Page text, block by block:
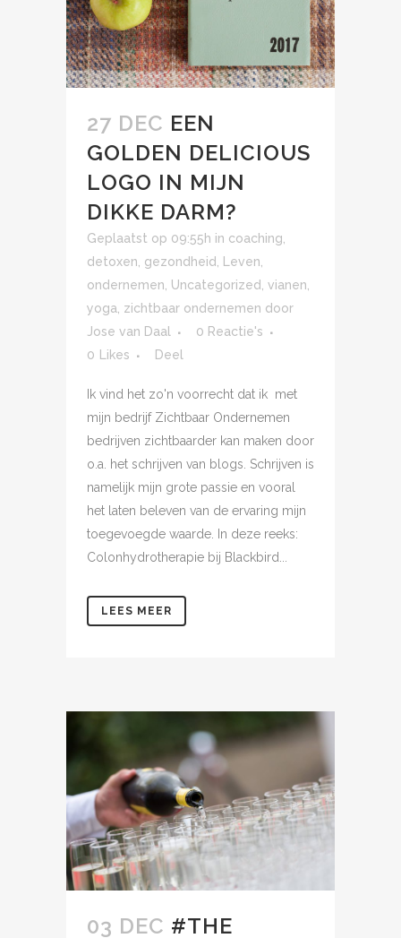
27 DEC EEN
GOLDEN DELICIOUS
LOGO IN MIJN
DIKKE DARM?
Geplaatst op 09:55h in coaching
detoxen gezondheid Leven
ondernemen Uncategorized vianen
yoga zichtbaar ondernemen door
Jose van Daal
0 Reactie's
0
Likes Deel
Ik vind het zo'n voorrecht dat ik met
mijn bedrijf Zichtbaar Ondernemen
bedrijven zichtbaarder kan maken door
o.a. het schrijven van blogs. Schrijven is
namelijk mijn grote passie en vooral
het laten beleven van de ervaring mijn
toegevoegde waarde. In deze reeks:
Colonhydrotherapie bij Blackbird...
LEES MEER
03 DEC #THE